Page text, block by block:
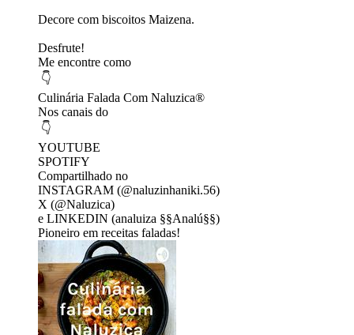
Decore com biscoitos Maizena.
Desfrute!
Me encontre como
👇
Culinária Falada Com Naluzica®
Nos canais do
👇
YOUTUBE
SPOTIFY
Compartilhado no
INSTAGRAM (@naluzinhaniki.56)
X (@Naluzica)
e LINKEDIN (analuiza §§Analú§§)
Pioneiro em receitas faladas!